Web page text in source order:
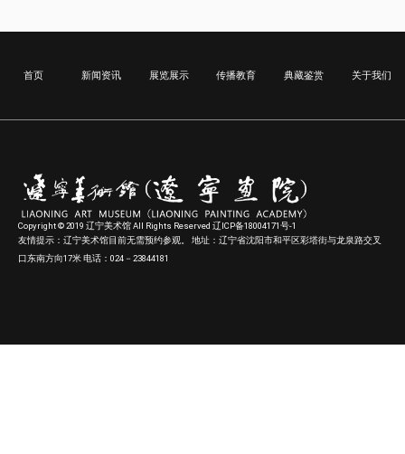
首页 新闻资讯 展览展示 传播教育 典藏鉴赏 关于我们
Copyright © 2019 辽宁美术馆 All Rights Reserved 辽ICP备18004171号-1
友情提示：辽宁美术馆目前无需预约参观。 地址：辽宁省沈阳市和平区彩塔街与龙泉路交叉
口东南方向17米 电话：024－23844181